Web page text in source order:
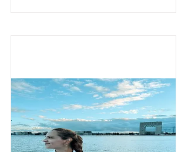
arqueólogo na Superintendência
Ciência Aberta no patrimônio
cultural, especialmente na
arqueologia, como datações
radiocarbônicas, gestão e
preservação de dados, construção
de databases, Sistemas de